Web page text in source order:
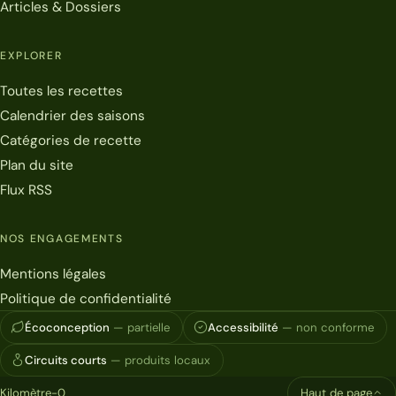
Articles & Dossiers
EXPLORER
Toutes les recettes
Calendrier des saisons
Catégories de recette
Plan du site
Flux RSS
NOS ENGAGEMENTS
Mentions légales
Politique de confidentialité
Écoconception — partielle Accessibilité — non conforme
Circuits courts — produits locaux
Kilomètre-0 Haut de page